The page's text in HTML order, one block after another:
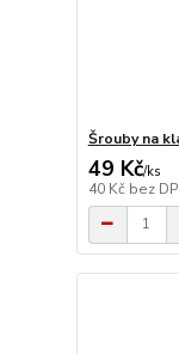
Šrouby na
49 Kč/ks
40 Kč bez